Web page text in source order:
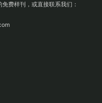
费样刊，或直接联系我们：